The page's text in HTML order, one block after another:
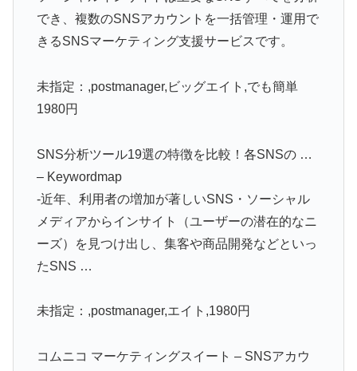
でき、複数のSNSアカウントを一括管理・運用で
きるSNSマーケティング支援サービスです。
未指定：,postmanager,ビッグエイト,でも簡単
1980円
SNS分析ツール19選の特徴を比較！各SNSの …
– Keywordmap
-近年、利用者の増加が著しいSNS・ソーシャル
メディアからインサイト（ユーザーの潜在的なニ
ーズ）を見つけ出し、集客や商品開発などといっ
たSNS …
未指定：,postmanager,エイト,1980円
コムニコ マーケティングスイート – SNSアカウ